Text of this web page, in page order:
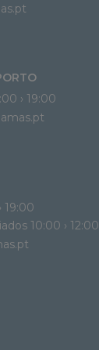
› 19:00
19:00
10:00 › 12:00